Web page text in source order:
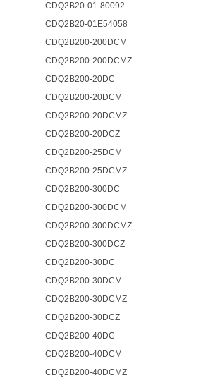
CDQ2B20-01-80092
CDQ2B20-01E54058
CDQ2B200-200DCM
CDQ2B200-200DCMZ
CDQ2B200-20DC
CDQ2B200-20DCM
CDQ2B200-20DCMZ
CDQ2B200-20DCZ
CDQ2B200-25DCM
CDQ2B200-25DCMZ
CDQ2B200-300DC
CDQ2B200-300DCM
CDQ2B200-300DCMZ
CDQ2B200-300DCZ
CDQ2B200-30DC
CDQ2B200-30DCM
CDQ2B200-30DCMZ
CDQ2B200-30DCZ
CDQ2B200-40DC
CDQ2B200-40DCM
CDQ2B200-40DCMZ